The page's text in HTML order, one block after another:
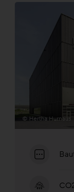
© Hertha Hurnaus